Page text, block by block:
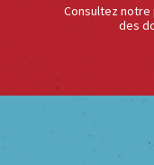
Consultez
des